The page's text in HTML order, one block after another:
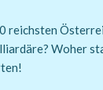
reichsten
Woher